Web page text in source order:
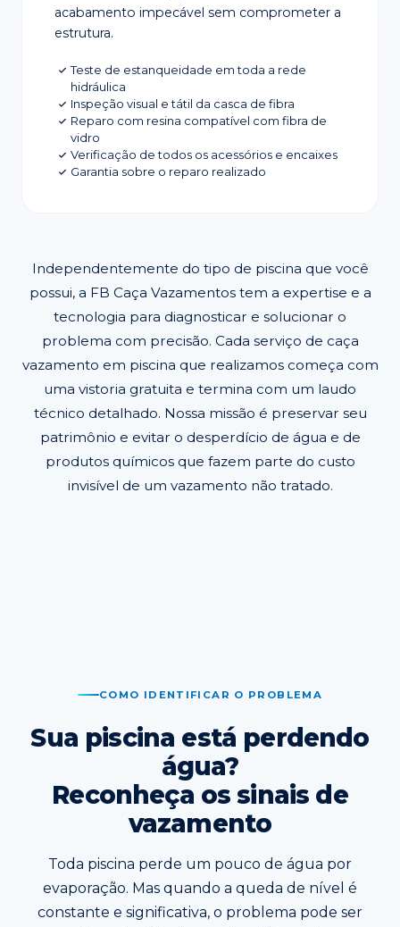
acabamento impecável sem comprometer a
estrutura.
Teste de estanqueidade em toda a rede
hidráulica
Inspeção visual e tátil da casca de fibra
Reparo com resina compatível com fibra de
vidro
Verificação de todos os acessórios e encaixes
Garantia sobre o reparo realizado
Independentemente do tipo de piscina que você
possui, a FB Caça Vazamentos tem a expertise e a
tecnologia para diagnosticar e solucionar o
problema com precisão. Cada serviço de caça
vazamento em piscina que realizamos começa com
uma vistoria gratuita e termina com um laudo
técnico detalhado. Nossa missão é preservar seu
patrimônio e evitar o desperdício de água e de
produtos químicos que fazem parte do custo
invisível de um vazamento não tratado.
COMO IDENTIFICAR O PROBLEMA
Sua piscina está perdendo
água?
Reconheça os sinais de
vazamento
Toda piscina perde um pouco de água por
evaporação. Mas quando a queda de nível é
constante e significativa, o problema pode ser